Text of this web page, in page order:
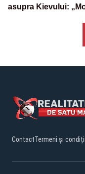
asupra Kievului:
ContactTermeni și condiții